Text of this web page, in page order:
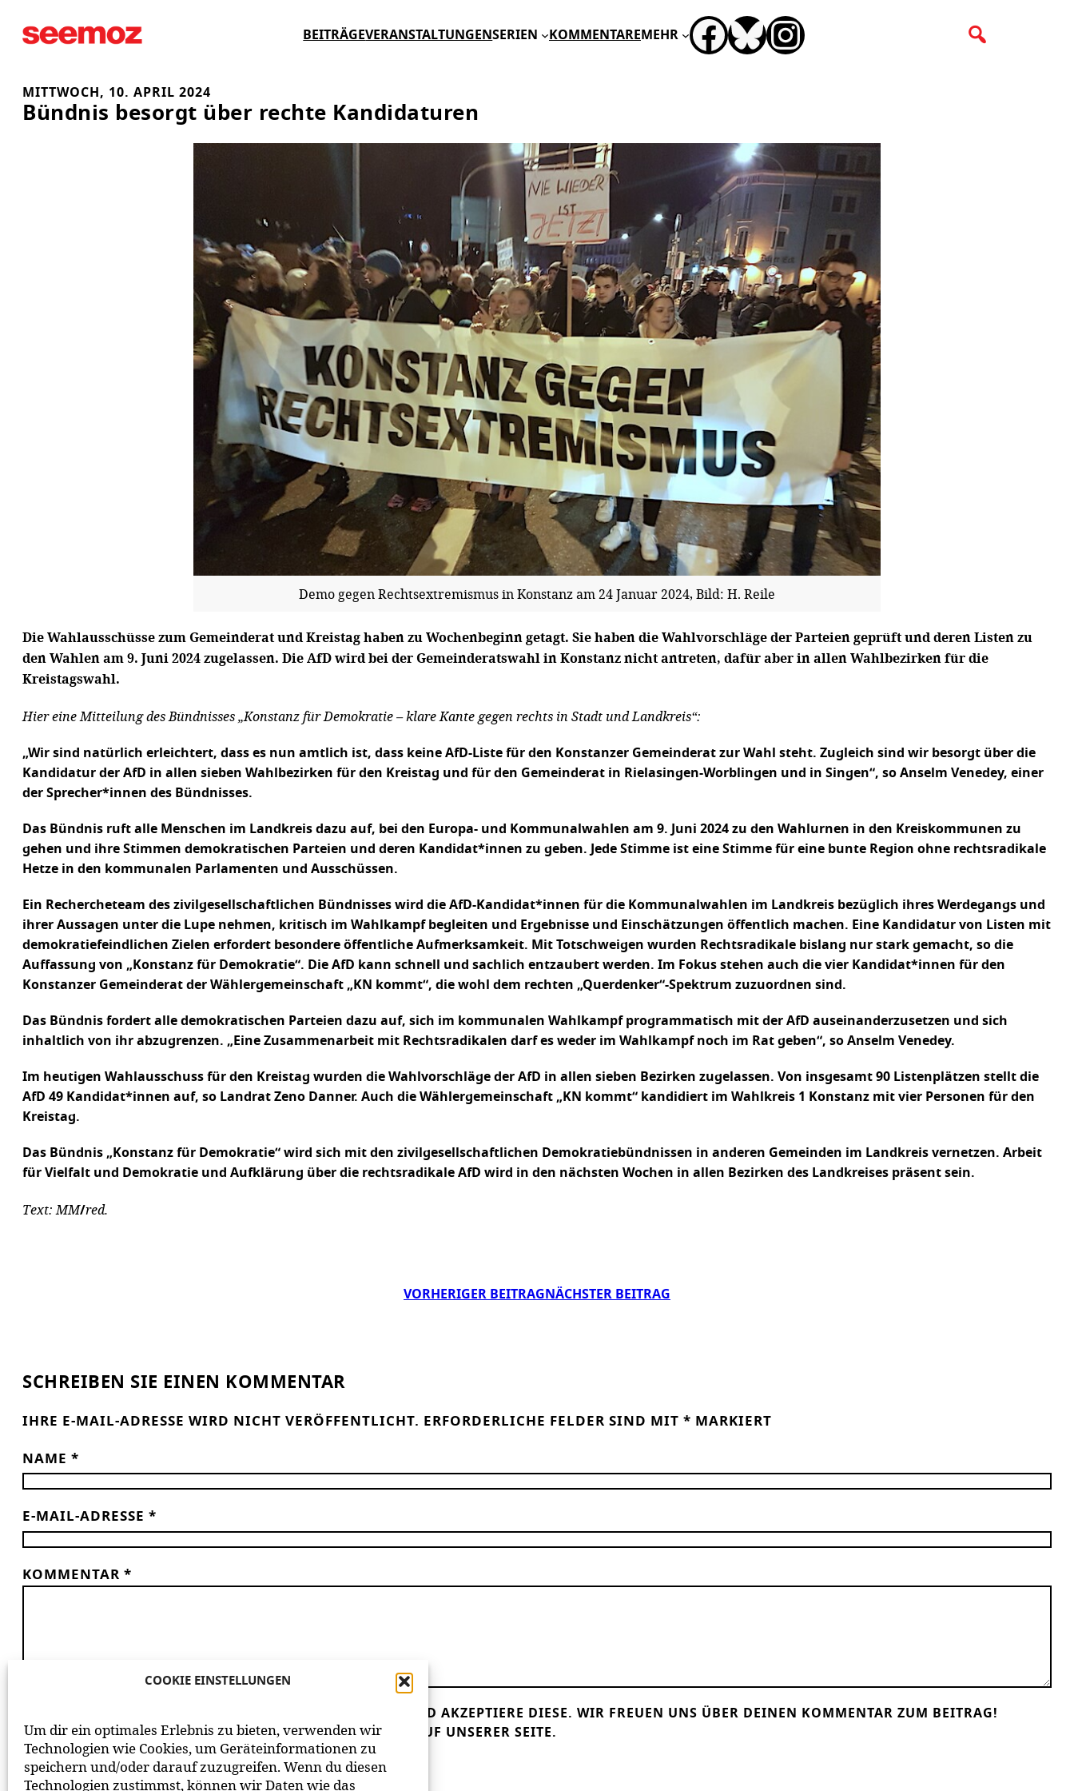
COOKIE EINSTELLUNGEN
Um dir ein optimales Erlebnis zu bieten, verwenden wir
Technologien wie Cookies, um Geräteinformationen zu
speichern und/oder darauf zuzugreifen. Wenn du diesen
Technologien zustimmst, können wir Daten wie das
Inhalt
BEITRÄGEVERANSTALTUNGENSERIEN KOMMENTARE MEHR FACEBOOK
BLUESKYINSTAGRAM
MITTWOCH, 10. APRIL 2024
Bündnis besorgt über rechte Kandidaturen
Demo gegen Rechtsextremismus in Konstanz am 24 Januar 2024, Bild: H. Reile
Die Wahlausschüsse zum Gemeinderat und Kreistag haben zu Wochenbeginn getagt. Sie haben die Wahlvorschläge der Parteien geprüft und deren Listen zu
den Wahlen am 9. Juni 2024 zugelassen. Die AfD wird bei der Gemeinderatswahl in Konstanz nicht antreten, dafür aber in allen Wahlbezirken für die
Kreistagswahl.
Hier eine Mitteilung des Bündnisses „Konstanz für Demokratie – klare Kante gegen rechts in Stadt und Landkreis“:
„Wir sind natürlich erleichtert, dass es nun amtlich ist, dass keine AfD-Liste für den Konstanzer Gemeinderat zur Wahl steht. Zugleich sind wir besorgt über die
Kandidatur der AfD in allen sieben Wahlbezirken für den Kreistag und für den Gemeinderat in Rielasingen-Worblingen und in Singen“, so Anselm Venedey, einer
der Sprecher*innen des Bündnisses.
Das Bündnis ruft alle Menschen im Landkreis dazu auf, bei den Europa- und Kommunalwahlen am 9. Juni 2024 zu den Wahlurnen in den Kreiskommunen zu
gehen und ihre Stimmen demokratischen Parteien und deren Kandidat*innen zu geben. Jede Stimme ist eine Stimme für eine bunte Region ohne rechtsradikale
Hetze in den kommunalen Parlamenten und Ausschüssen.
Ein Rechercheteam des zivilgesellschaftlichen Bündnisses wird die AfD-Kandidat*innen für die Kommunalwahlen im Landkreis bezüglich ihres Werdegangs und
ihrer Aussagen unter die Lupe nehmen, kritisch im Wahlkampf begleiten und Ergebnisse und Einschätzungen öffentlich machen. Eine Kandidatur von Listen mit
demokratiefeindlichen Zielen erfordert besondere öffentliche Aufmerksamkeit. Mit Totschweigen wurden Rechtsradikale bislang nur stark gemacht, so die
Auffassung von „Konstanz für Demokratie“. Die AfD kann schnell und sachlich entzaubert werden. Im Fokus stehen auch die vier Kandidat*innen für den
Konstanzer Gemeinderat der Wählergemeinschaft „KN kommt“, die wohl dem rechten „Querdenker“-Spektrum zuzuordnen sind.
Das Bündnis fordert alle demokratischen Parteien dazu auf, sich im kommunalen Wahlkampf programmatisch mit der AfD auseinanderzusetzen und sich
inhaltlich von ihr abzugrenzen. „Eine Zusammenarbeit mit Rechtsradikalen darf es weder im Wahlkampf noch im Rat geben“, so Anselm Venedey.
Im heutigen Wahlausschuss für den Kreistag wurden die Wahlvorschläge der AfD in allen sieben Bezirken zugelassen. Von insgesamt 90 Listenplätzen stellt die
AfD 49 Kandidat*innen auf, so Landrat Zeno Danner. Auch die Wählergemeinschaft „KN kommt“ kandidiert im Wahlkreis 1 Konstanz mit vier Personen für den
Kreistag.
Das Bündnis „Konstanz für Demokratie“ wird sich mit den zivilgesellschaftlichen Demokratiebündnissen in anderen Gemeinden im Landkreis vernetzen. Arbeit
für Vielfalt und Demokratie und Aufklärung über die rechtsradikale AfD wird in den nächsten Wochen in allen Bezirken des Landkreises präsent sein.
Text: MM/red.
VORHERIGER BEITRAG NÄCHSTER BEITRAG
SCHREIBEN SIE EINEN KOMMENTAR
IHRE E-MAIL-ADRESSE WIRD NICHT VERÖFFENTLICHT. ERFORDERLICHE FELDER SIND MIT * MARKIERT
NAME *
E-MAIL-ADRESSE *
KOMMENTAR *
GELESEN UND AKZEPTIERE DIESE. WIR FREUEN UNS ÜBER DEINEN KOMMENTAR ZUM BEITRAG!
BEACHTE BITTE UNSERENETIQUETTEZUM MITEINANDER AUF UNSERER SEITE.